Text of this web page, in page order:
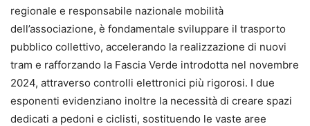
regionale e responsabile nazionale mobilità
dell’associazione, è fondamentale sviluppare il trasporto
pubblico collettivo, accelerando la realizzazione di nuovi
tram e rafforzando la Fascia Verde introdotta nel novembre
2024, attraverso controlli elettronici più rigorosi. I due
esponenti evidenziano inoltre la necessità di creare spazi
dedicati a pedoni e ciclisti, sostituendo le vaste aree